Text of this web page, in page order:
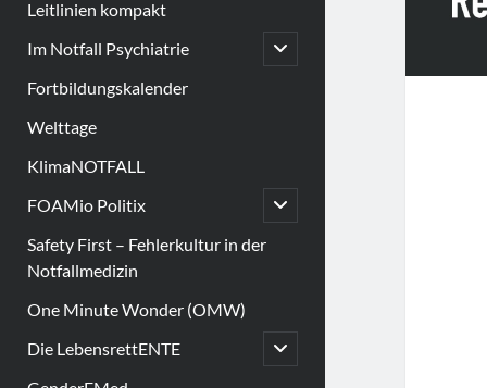
Leitlinien kompakt
Im Notfall Psychiatrie
open
child
Fortbildungskalender
Welttage
KlimaNOTFALL
FOAMio Politix
open
child
Safety First – Fehlerkultur in der
Notfallmedizin
One Minute Wonder (OMW)
Die LebensrettENTE
open
child